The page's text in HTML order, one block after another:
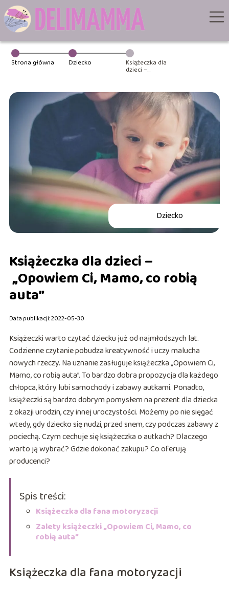
Strona główna Dziecko Książeczka dla
dzieci –
auta”
Dziecko
Książeczka dla dzieci –
„Opowiem Ci, Mamo, co robią
auta”
Data publikacji: 2022-05-30
Książeczki warto czytać dziecku już od najmłodszych lat.
Codzienne czytanie pobudza kreatywność i uczy malucha
nowych rzeczy. Na uznanie zasługuje książeczka „Opowiem Ci,
Mamo, co robią auta”. To bardzo dobra propozycja dla każdego
chłopca, który lubi samochody i zabawy autkami. Ponadto,
książeczki są bardzo dobrym pomysłem na prezent dla dziecka
z okazji urodzin, czy innej uroczystości. Możemy po nie sięgać
wtedy, gdy dziecko się nudzi, przed snem, czy podczas zabawy z
pociechą. Czym cechuje się książeczka o autkach? Dlaczego
warto ją wybrać? Gdzie dokonać zakupu? Co oferują
producenci?
Spis treści:
Książeczka dla fana motoryzacji
Zalety książeczki „Opowiem Ci, Mamo, co
robią auta”
Książeczka dla fana motoryzacji